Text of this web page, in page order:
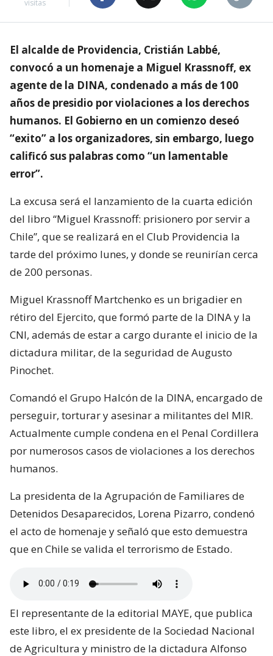
visitas
El alcalde de Providencia, Cristián Labbé,
convocó a un homenaje a Miguel Krassnoff, ex
agente de la DINA, condenado a más de 100
años de presidio por violaciones a los derechos
humanos. El Gobierno en un comienzo deseó
“exito” a los organizadores, sin embargo, luego
calificó sus palabras como “un lamentable
error”.
La excusa será el lanzamiento de la cuarta edición
del libro “Miguel Krassnoff: prisionero por servir a
Chile”, que se realizará en el Club Providencia la
tarde del próximo lunes, y donde se reunirían cerca
de 200 personas.
Miguel Krassnoff Martchenko es un brigadier en
rétiro del Ejercito, que formó parte de la DINA y la
CNI, además de estar a cargo durante el inicio de la
dictadura militar, de la seguridad de Augusto
Pinochet.
Comandó el Grupo Halcón de la DINA, encargado de
perseguir, torturar y asesinar a militantes del MIR.
Actualmente cumple condena en el Penal Cordillera
por numerosos casos de violaciones a los derechos
humanos.
La presidenta de la Agrupación de Familiares de
Detenidos Desaparecidos, Lorena Pizarro, condenó
el acto de homenaje y señaló que esto demuestra
que en Chile se valida el terrorismo de Estado.
El representante de la editorial MAYE, que publica
este libro, el ex presidente de la Sociedad Nacional
de Agricultura y ministro de la dictadura Alfonso